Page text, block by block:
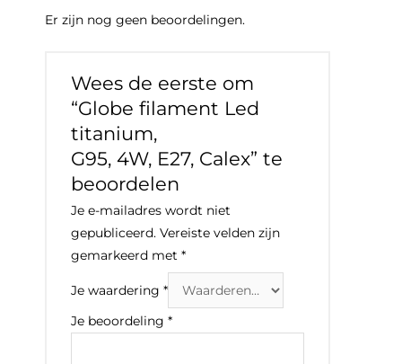
Er zijn nog geen beoordelingen.
Wees de eerste om
“Globe filament Led
titanium,
G95, 4W, E27, Calex” te
beoordelen
Je e-mailadres wordt niet
gepubliceerd. Vereiste velden zijn
gemarkeerd met*
Je waardering*
Je beoordeling*